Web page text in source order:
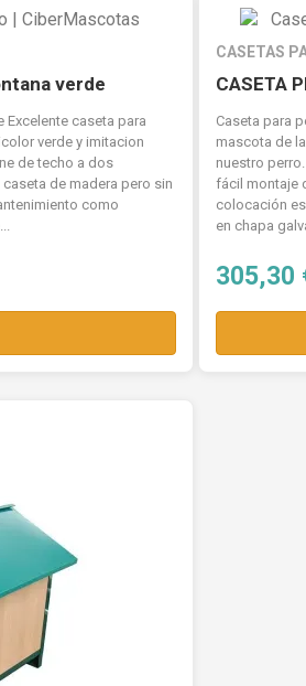
verde
Excelente caseta para
verde y imitacion
de techo a dos
de madera pero sin
como
CASETAS
CASETA
Caseta para
mascota de
nuestro
fácil montaje
colocación
en chapa
305,30